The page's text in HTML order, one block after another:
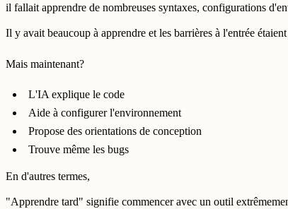
il fallait apprendre de nombreuses syntaxes, configurations
Il y avait beaucoup à apprendre et les barrières à l'entrée étaient
Mais maintenant?
L'IA explique le code
Aide à configurer l'environnement
Propose des orientations de conception
Trouve même les bugs
En d'autres termes,
"Apprendre tard" signifie commencer avec un outil